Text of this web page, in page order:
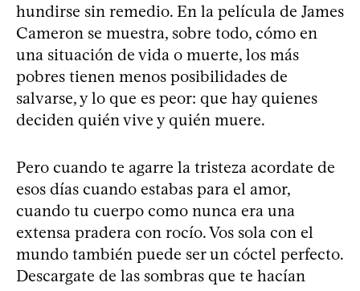
hundirse sin remedio. En la película de James
Cameron se muestra, sobre todo, cómo en
una situación de vida o muerte, los más
pobres tienen menos posibilidades de
salvarse, y lo que es peor: que hay quienes
deciden quién vive y quién muere.
Pero cuando te agarre la tristeza acordate de
esos días cuando estabas para el amor,
cuando tu cuerpo como nunca era una
extensa pradera con rocío. Vos sola con el
mundo también puede ser un cóctel perfecto.
Descargate de las sombras que te hacían